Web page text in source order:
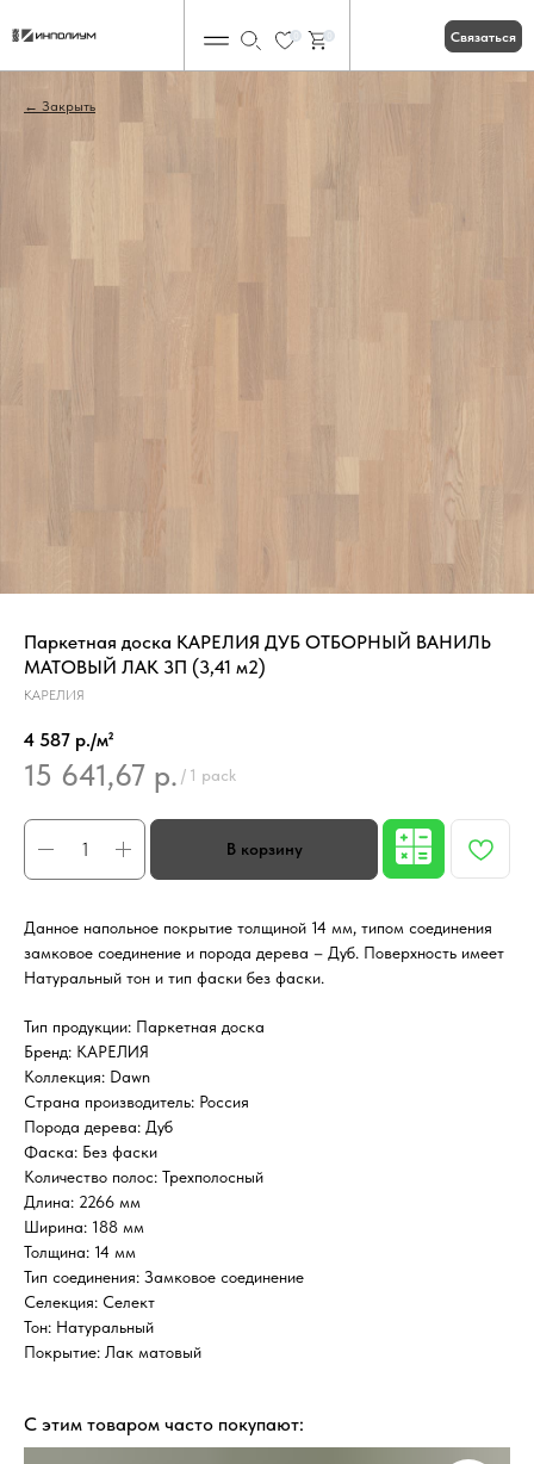
Связаться
Закрыть
Паркетная доска КАРЕЛИЯ ДУБ ОТБОРНЫЙ ВАНИЛЬ
МАТОВЫЙ ЛАК 3П (3,41 м2)
КАРЕЛИЯ
4 587 р./м²
15 641,67 р. / 1 pack
Данное напольное покрытие толщиной 14 мм, типом соединения
замковое соединение и порода дерева – Дуб. Поверхность имеет
Натуральный тон и тип фаски без фаски.
Тип продукции: Паркетная доска
Бренд: КАРЕЛИЯ
Коллекция: Dawn
Страна производитель: Россия
Порода дерева: Дуб
Фаска: Без фаски
Количество полос: Трехполосный
Длина: 2266 мм
Ширина: 188 мм
Толщина: 14 мм
Тип соединения: Замковое соединение
Селекция: Селект
Тон: Натуральный
Покрытие: Лак матовый
С этим товаром часто покупают: